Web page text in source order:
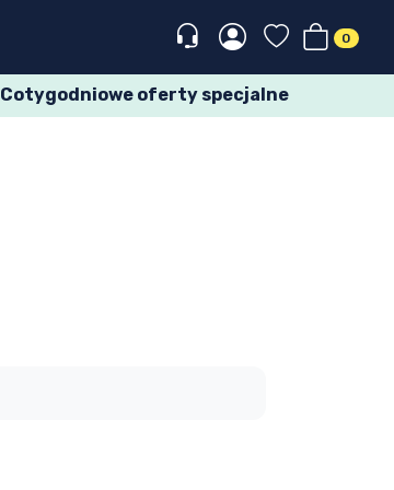
0
Cotygodniowe oferty specjalne